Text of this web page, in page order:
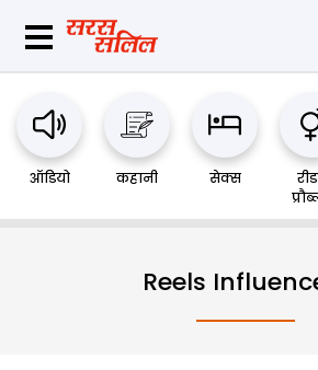
ऑडियो कहानी सेक्स
Reels